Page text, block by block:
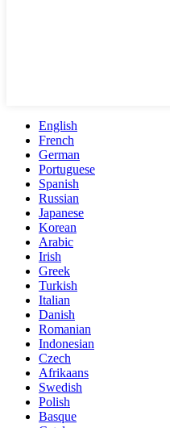
English
French
German
Portuguese
Spanish
Russian
Japanese
Korean
Arabic
Irish
Greek
Turkish
Italian
Danish
Romanian
Indonesian
Czech
Afrikaans
Swedish
Polish
Basque